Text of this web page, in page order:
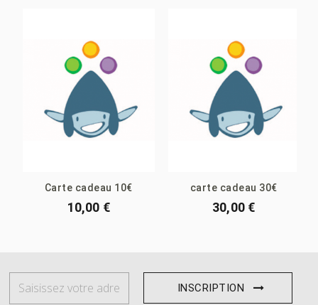
Carte cadeau 10€
10,00 €
carte cadeau 30€
30,00 €
INSCRIPTION